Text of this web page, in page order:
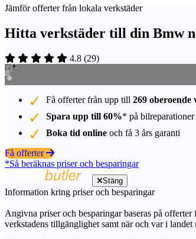
Jämför offerter från lokala verkstäder
Hitta verkstäder till din Bmw
4.8 (29)
Få offerter från upp till 269 oberoende
Spara upp till 60%* på
Boka tid online och få 3 års garanti
Få offerter
*Så beräknas priser och besparingar
Stäng
Information kring priser och besparingar
Angivna priser och besparingar baseras på
verkstadens tillgänglighet samt när och var i landet